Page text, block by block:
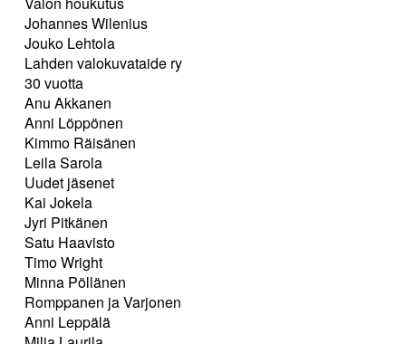
Johannes Wilenius
Jouko Lehtola
Lahden valokuvataide ry
30 vuotta
Anu Akkanen
Anni Löppönen
Kimmo Räisänen
Leila Sarola
Uudet jäsenet
Kai Jokela
Jyri Pitkänen
Satu Haavisto
Timo Wright
Minna Pöllänen
Romppanen ja Varjonen
Anni Leppälä